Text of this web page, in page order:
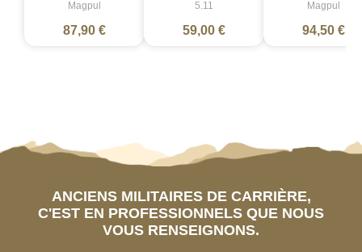
Magpul
87,90 €
5.11
59,00 €
Magpul
94,50 €
ANCIENS MILITAIRES DE CARRIÈRE,
C'EST EN PROFESSIONNELS QUE NOUS
VOUS RENSEIGNONS.